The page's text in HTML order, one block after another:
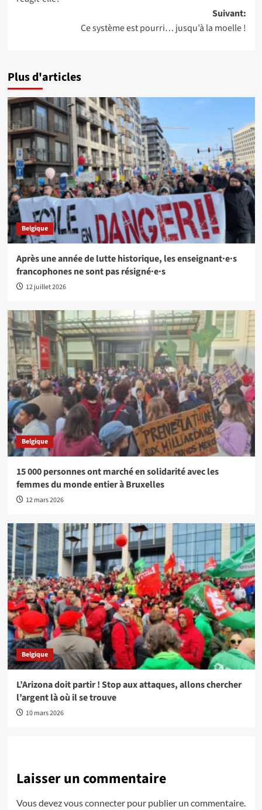
Suivant:
Ce système est pourri… jusqu’à la moelle !
Plus d'articles
Belgique
Après une année de lutte historique, les enseignant·e·s
francophones ne sont pas résigné·e·s
12 juillet 2026
Belgique
15 000 personnes ont marché en solidarité avec les
femmes du monde entier à Bruxelles
12 mars 2026
Belgique
L’Arizona doit partir ! Stop aux attaques, allons chercher
l’argent là où il se trouve
10 mars 2026
Laisser un commentaire
Vous devezvous connecterpour publier un commentaire.